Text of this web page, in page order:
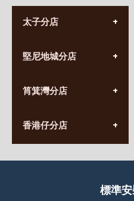
太子分店
營業時間:
九龍太子太子道西141號
堅尼地城分店
營業時間:
香港堅尼地城卑路乍街
(堅尼地城地鐵站B出口)
筲箕灣分店
營業時間:
(10:00am-20:30pm)
香港仔分店
營業時間:
香港香港仔成都道20-28號
標準